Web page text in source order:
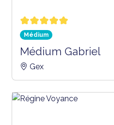
Médium
Médium Gabriel
Gex